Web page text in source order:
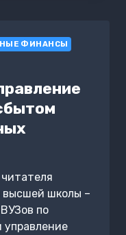
ФИНАНСЫ
высшей школы –
по
управление